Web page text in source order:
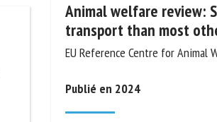
Animal welfare review:
transport than most
EU Reference Centre for Animal
Publié en 2024